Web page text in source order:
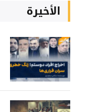
الأخيرة